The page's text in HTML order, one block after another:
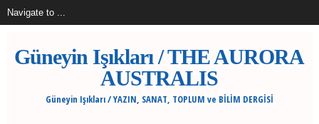
Güneyin Işıkları / THE AURORA
AUSTRALIS
Güneyin Işıkları / YAZIN, SANAT, TOPLUM ve BİLİM DERGİSİ